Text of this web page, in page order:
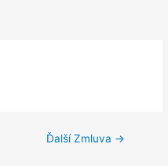
Ďalší Zmluva →